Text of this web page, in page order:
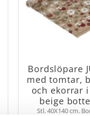
Bordslöpare
med tomtar,
och ekorrar
beige
Stl. 40X140 cm.